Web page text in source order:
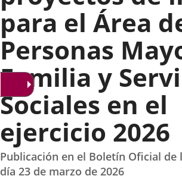
para el Área
Personas
Familia y
Sociales en el
ejercicio 2026
Publicación en el Boletín Oficial de
día 23 de marzo de 2026